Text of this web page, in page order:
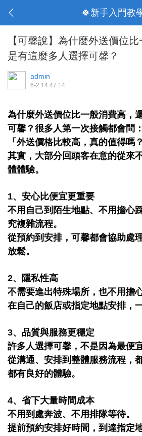
🍀新手入門教
【可馨說】為什麼外送價位
是有這麼多人選擇可馨？
admin
6-2 14:47:14
為什麼外送價位比一般消費高，
可馨？ 很多人第一次接觸都會問：
「外送價格比較高，真的值得嗎？
其實，大部分回頭客在意的從來
體體驗。
1、安心比便宜更重要
不用自己到陌生地點、不用擔心
究複雜流程。
從預約到安排，可馨都會協助處
放鬆。
2、隱私性高
不需要進出特殊場所，也不用擔
在自己的飯店或指定地點安排，
3、品質與服務更穩定
許多人選擇可馨，不是因為最便
從溝通、安排到整體服務流程，
都有良好的體驗。
4、省下大量時間成本
不用到處奔波、不用排隊等待。
提前預約安排好時間，到達指定